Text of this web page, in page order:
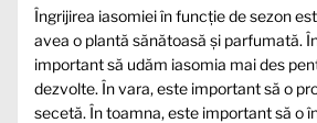
Îngrijirea iasomiei în funcție de sezon
avea o plantă sănătoasă și parfumată.
important să udăm iasomia mai des
dezvolte. În vara, este important să o
secetă. În toamna, este important să o